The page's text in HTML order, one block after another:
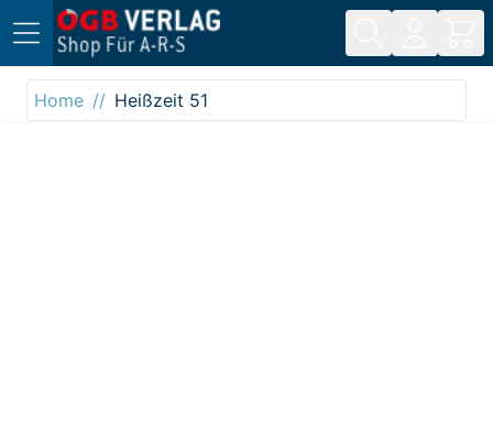
Direkt zum Inhalt
Home
Heißzeit 51